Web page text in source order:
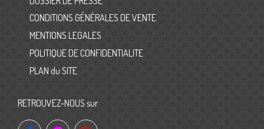
CONDITIONS GÉNÉRALES DE VENTE
MENTIONS LEGALES
POLITIQUE DE CONFIDENTIALITE
PLAN du SITE
RETROUVEZ-NOUS sur